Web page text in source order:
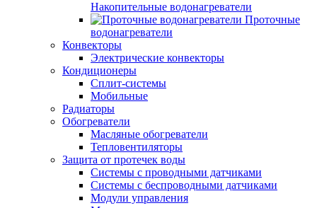
Накопительные водонагреватели
Проточные
водонагреватели
Конвекторы
Электрические конвекторы
Кондиционеры
Сплит-системы
Мобильные
Радиаторы
Обогреватели
Масляные обогреватели
Тепловентиляторы
Защита от протечек воды
Системы с проводными датчиками
Системы с беспроводными датчиками
Модули управления